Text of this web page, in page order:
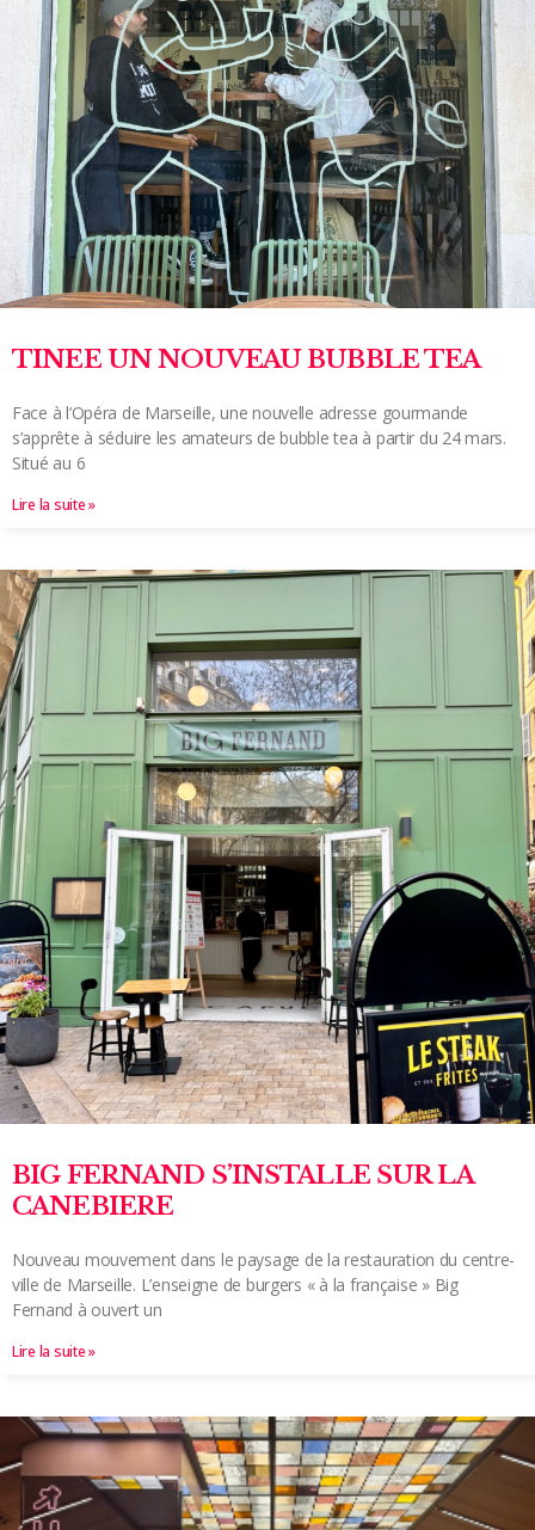
TINEE UN NOUVEAU BUBBLE TEA
Face à l’Opéra de Marseille, une nouvelle adresse gourmande
s’apprête à séduire les amateurs de bubble tea à partir du 24 mars.
Situé au 6
Lire la suite »
BIG FERNAND S’INSTALLE SUR LA
CANEBIERE
Nouveau mouvement dans le paysage de la restauration du centre-
ville de Marseille. L’enseigne de burgers « à la française » Big
Fernand à ouvert un
Lire la suite »